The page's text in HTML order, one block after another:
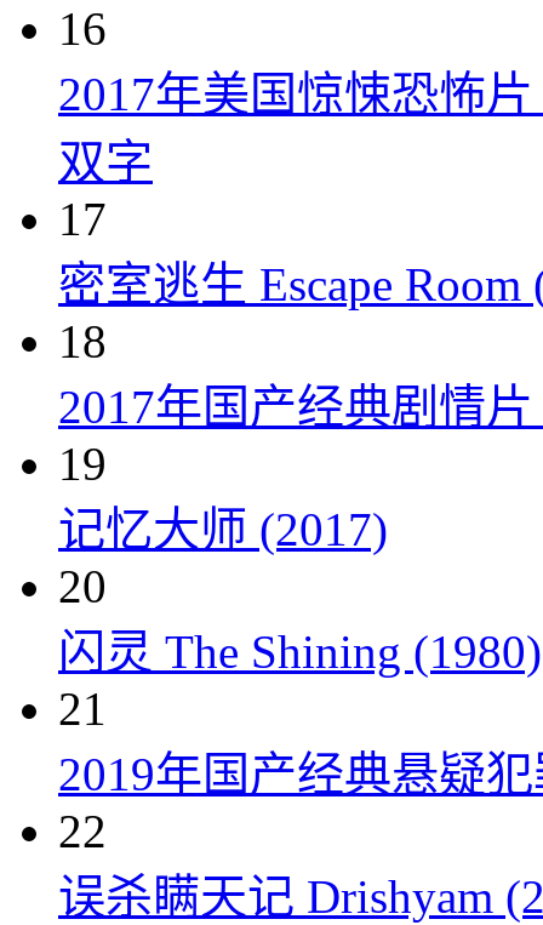
16
2017年美国惊悚恐怖
双字
17
密室逃生 Escape Room
18
2017年国产经典剧情
19
记忆大师 (2017)
20
闪灵 The Shining (1980)
21
2019年国产经典悬疑
22
误杀瞒天记 Drishyam